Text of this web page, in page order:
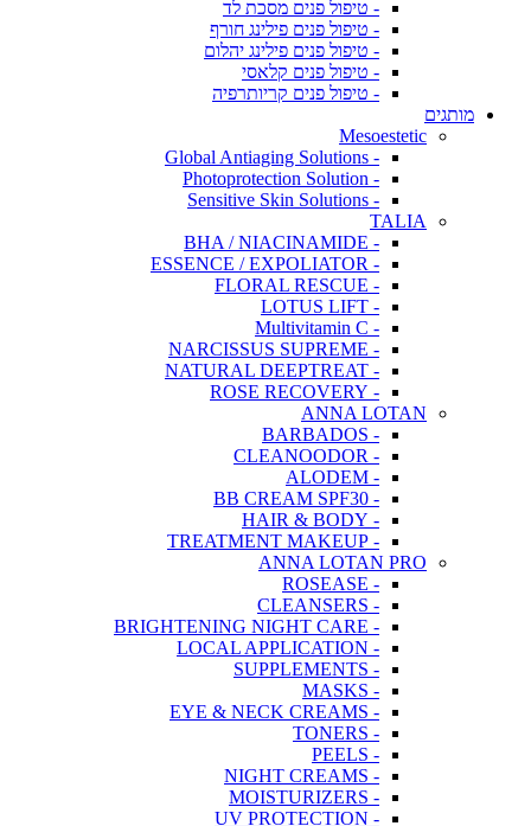
- טיפול פנים מסכת לד
- טיפול פנים פילינג חורף
- טיפול פנים פילינג יהלום
- טיפול פנים קלאסי
- טיפול פנים קריותרפיה
מותגים
Mesoestetic
- Global Antiaging Solutions
- Photoprotection Solution
- Sensitive Skin Solutions
TALIA
- BHA / NIACINAMIDE
- ESSENCE / EXPOLIATOR
- FLORAL RESCUE
- LOTUS LIFT
- Multivitamin C
- NARCISSUS SUPREME
- NATURAL DEEPTREAT
- ROSE RECOVERY
ANNA LOTAN
- BARBADOS
- CLEANOODOR
- ALODEM
- BB CREAM SPF30
- HAIR & BODY
- TREATMENT MAKEUP
ANNA LOTAN PRO
- ROSEASE
- CLEANSERS
- BRIGHTENING NIGHT CARE
- LOCAL APPLICATION
- SUPPLEMENTS
- MASKS
- EYE & NECK CREAMS
- TONERS
- PEELS
- NIGHT CREAMS
- MOISTURIZERS
- UV PROTECTION